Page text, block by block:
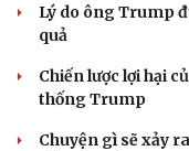
Lý do ông Trump
quả
Chiến lược lợi hại
thống Trump
Chuyện gì sẽ xảy